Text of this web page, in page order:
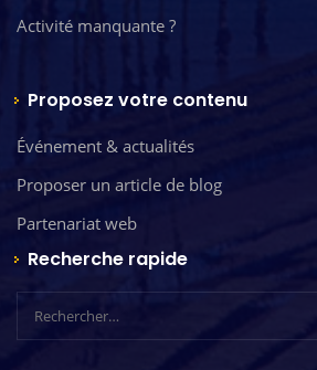
Activité manquante ?
Proposez votre contenu
Événement & actualités
Proposer un article de blog
Partenariat web
Recherche rapide